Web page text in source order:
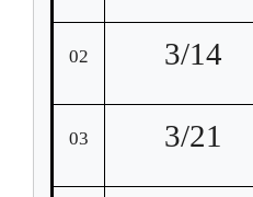
02 3/14
03 3/21